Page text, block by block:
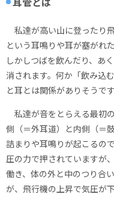
私達が高い山に登ったり
という耳鳴りや耳が塞がれ
しかしつばを飲んだり、あ
消されます。何か「飲み込
と耳とは関係がありそうです
私達が音をとらえる最初
側（＝外耳道）と内側（＝
詰まりや耳鳴りが起こるの
圧の力で押されていますが
働き、体の外と中のつり合
が、飛行機の上昇で気圧が